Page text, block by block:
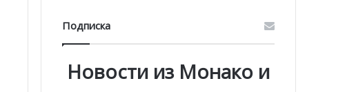
Подписка
Новости из Монако и